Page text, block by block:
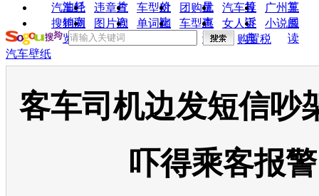
油耗
片
价
量
算
算
汽车经
销商
违章查
询
车型对
比
团购优
惠
汽车投
诉
广州车
展
搜狗浏
览器
图片欣
赏
单词翻
车型查
询
女人宝
典
小说阅
读
购置税
汽车壁纸
客车司机边发短信吵
吓得乘客报警